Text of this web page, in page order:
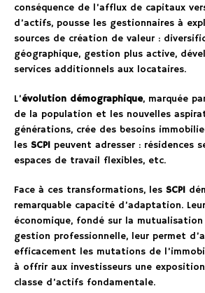
conséquence de l’afflux de capitaux
d’actifs, pousse les gestionnaires à
sources de création de valeur :
géographique, gestion plus active,
services additionnels aux locataires.
L’évolution démographique, marquée
de la population et les nouvelles
générations, crée des besoins
les SCPI peuvent adresser : résidences
espaces de travail flexibles, etc.
Face à ces transformations, les SCPI
remarquable capacité d’adaptation.
économique, fondé sur la
gestion professionnelle, leur permet
efficacement les mutations de
à offrir aux investisseurs une
classe d’actifs fondamentale.